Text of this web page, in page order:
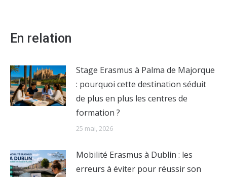
En relation
Stage Erasmus à Palma de Majorque
: pourquoi cette destination séduit
de plus en plus les centres de
formation ?
25 mai, 2026
Mobilité Erasmus à Dublin : les
erreurs à éviter pour réussir son